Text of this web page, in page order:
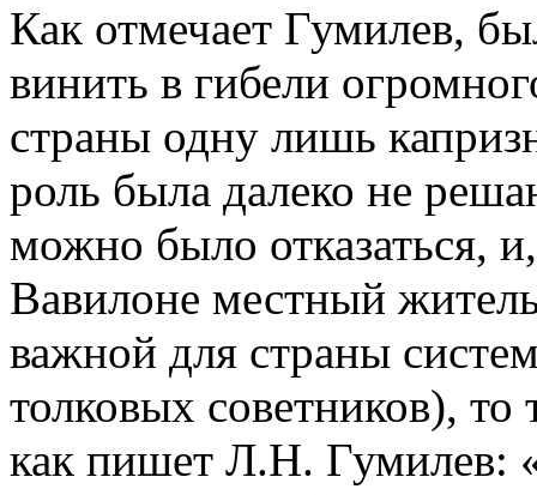
Как отмечает Гумилев,
винить в гибели
страны одну лишь
роль была далеко не
можно было отказаться,
Вавилоне местный
важной для страны
толковых советников),
как пишет Л.Н. Гумилев: